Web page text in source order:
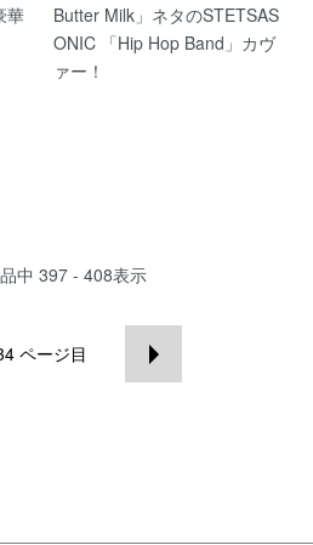
華
Butter Milk」ネタのSTETSAS
ONIC 「Hip Hop Band」カヴ
ァー！
中 397 - 408表示
ページ目